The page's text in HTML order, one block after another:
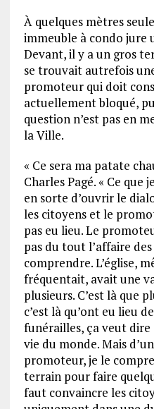
À quelques mètres
immeuble à condo jure
Devant, il y a un gros
se trouvait autrefois
promoteur qui doit
actuellement bloqué,
question n’est pas en
la Ville.
« Ce sera ma patate
Charles Pagé. « Ce que
en sorte d’ouvrir le
les citoyens et le
pas eu lieu. Le
pas du tout l’affaire
comprendre. L’église,
fréquentait, avait une
plusieurs. C’est là que
c’est là qu’ont eu lieu
funérailles, ça veut dire
vie du monde. Mais
promoteur, je le
terrain pour faire
faut convaincre les